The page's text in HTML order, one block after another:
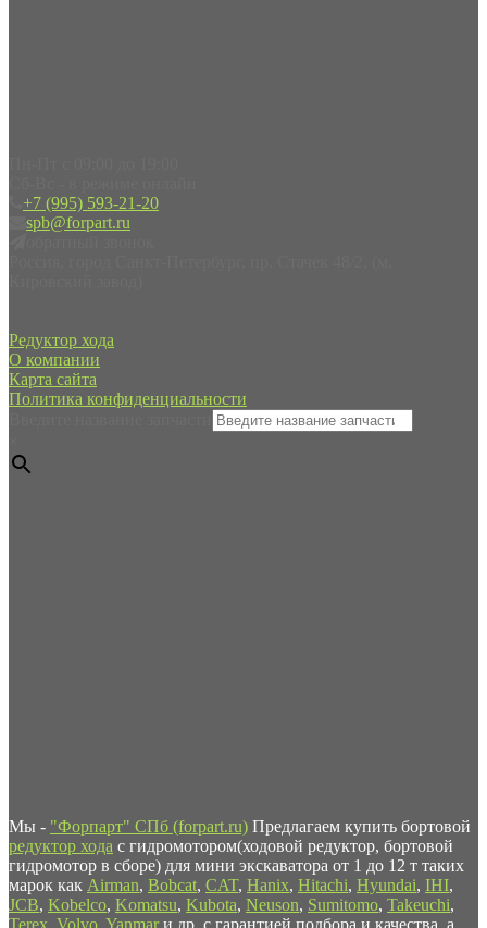
+7 (995) 593-21-20
spb@forpart.ru
Редуктор хода
О компании
Карта сайта
Политика конфиденциальности
Мы - "Форпарт" СПб (forpart.ru) Предлагаем купить бортовой
редуктор хода с гидромотором(ходовой редуктор, бортовой
гидромотор в сборе) для мини экскаватора от 1 до 12 т таких
марок как Airman, Bobcat, CAT, Hanix, Hitachi, Hyundai, IHI,
JCB, Kobelco, Komatsu, Kubota, Neuson, Sumitomo, Takeuchi,
Terex, Volvo, Yanmar и др. с гарантией подбора и качества, а